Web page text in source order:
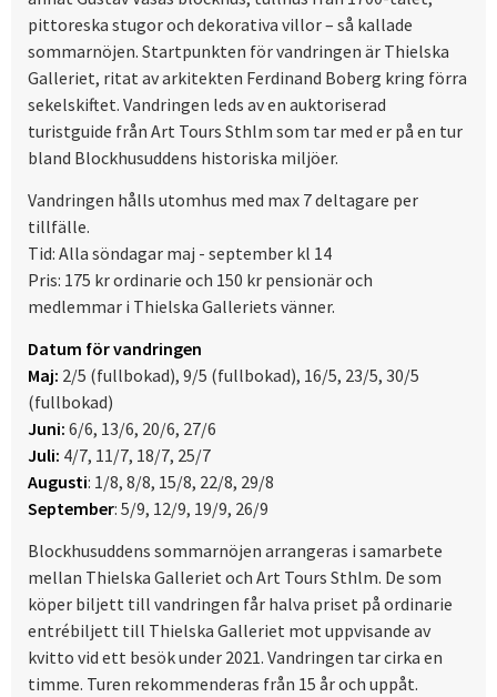
pittoreska stugor och dekorativa villor – så kallade
sommarnöjen. Startpunkten för vandringen är Thielska
Galleriet, ritat av arkitekten Ferdinand Boberg kring förra
sekelskiftet. Vandringen leds av en auktoriserad
turistguide från Art Tours Sthlm som tar med er på en tur
bland Blockhusuddens historiska miljöer.
Vandringen hålls utomhus med max 7 deltagare per
tillfälle.
Tid: Alla söndagar maj - september kl 14
Pris: 175 kr ordinarie och 150 kr pensionär och
medlemmar i Thielska Galleriets vänner.
Datum för vandringen
Maj: 2/5 (fullbokad), 9/5 (fullbokad), 16/5, 23/5, 30/5
(fullbokad)
Juni: 6/6, 13/6, 20/6, 27/6
Juli: 4/7, 11/7, 18/7, 25/7
Augusti: 1/8, 8/8, 15/8, 22/8, 29/8
September: 5/9, 12/9, 19/9, 26/9
Blockhusuddens sommarnöjen arrangeras i samarbete
mellan Thielska Galleriet och Art Tours Sthlm. De som
köper biljett till vandringen får halva priset på ordinarie
entrébiljett till Thielska Galleriet mot uppvisande av
kvitto vid ett besök under 2021. Vandringen tar cirka en
timme. Turen rekommenderas från 15 år och uppåt.